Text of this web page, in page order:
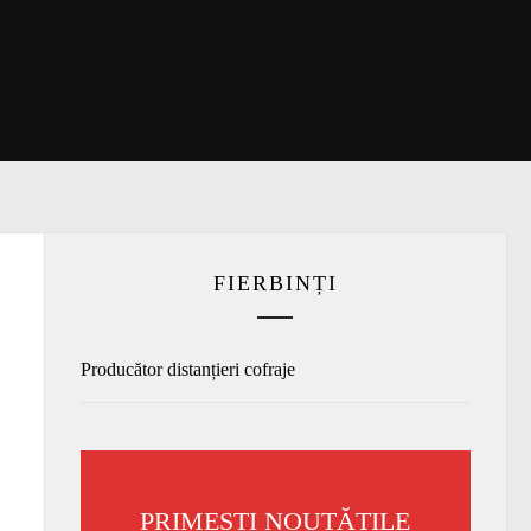
FIERBINȚI
Producător distanțieri cofraje
PRIMEȘTI NOUTĂȚILE